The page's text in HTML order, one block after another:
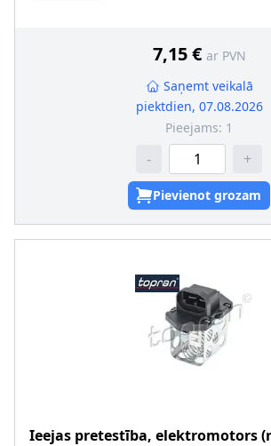
7,15 € ar PVN
Saņemt veikalā
piektdien, 07.08.2026
Pieejams: 1
- +
Pievienot grozam
Ieejas pretestība, elektromotors